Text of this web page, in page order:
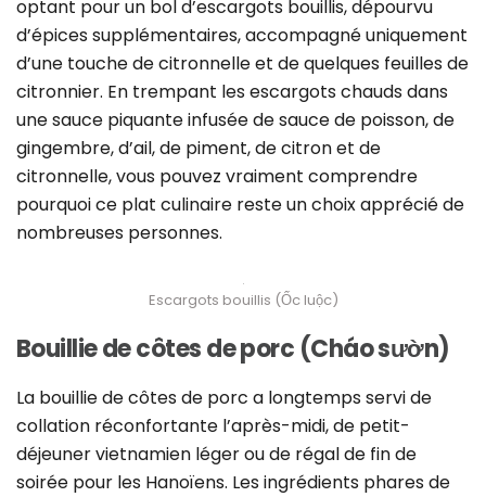
optant pour un bol d’escargots bouillis, dépourvu
d’épices supplémentaires, accompagné uniquement
d’une touche de citronnelle et de quelques feuilles de
citronnier. En trempant les escargots chauds dans
une sauce piquante infusée de sauce de poisson, de
gingembre, d’ail, de piment, de citron et de
citronnelle, vous pouvez vraiment comprendre
pourquoi ce plat culinaire reste un choix apprécié de
nombreuses personnes.
Escargots bouillis (Ốc luộc)
Bouillie de côtes de porc (Cháo sườn)
La bouillie de côtes de porc a longtemps servi de
collation réconfortante l’après-midi, de petit-
déjeuner vietnamien léger ou de régal de fin de
soirée pour les Hanoïens. Les ingrédients phares de